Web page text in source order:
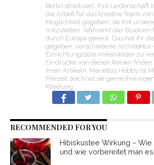
Berlin absolviert. Ihre Leidenschaft
die Arbeit für das kreative Team
Möglichkeit gegeben, sie mit
mitzuteilen. Während das Studium
durch Europa gereist. Das hat ihr
gegeben, verschiedene
Einrichtungsstile miteinander zu
Eindrücke von diesen Reisen
ihren Artikeln. Mariettas Hobby ist
Freizeit zeichnet sie gerne ihre
Kleidung.
RECOMMENDED FOR YOU
Hibiskustee Wirkung –
und wie vorbereitet man